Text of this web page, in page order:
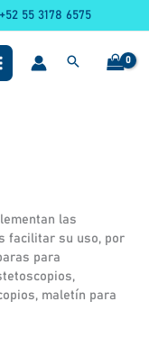
55 3178 6575
las
facilitar su uso, por
para
maletín para